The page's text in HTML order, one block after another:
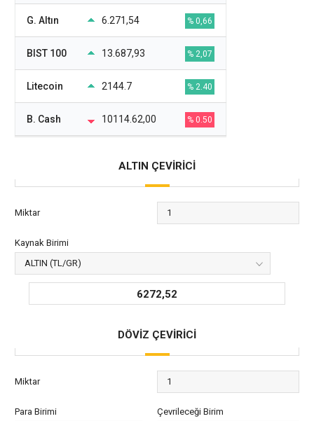
G. Altın 6.271,54 % 0,66
BIST 100 13.687,93 % 2,07
Litecoin 2144.7 % 2.40
B. Cash 10114.62,00 % 0.50
ALTIN ÇEVİRİCİ
Miktar
Kaynak Birimi
6272,52
DÖVİZ ÇEVİRİCİ
Miktar
Para Birimi Çevrileceği Birim